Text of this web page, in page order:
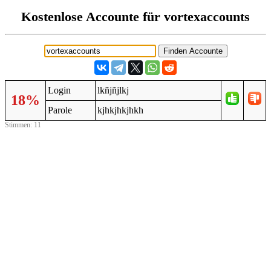
Kostenlose Accounte für vortexaccounts
18%
Login
lkñjñjlkj
Parole
kjhkjhkjhkh
Stimmen: 11